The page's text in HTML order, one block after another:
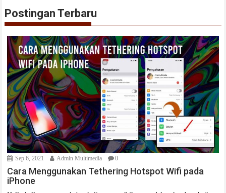
Postingan Terbaru
Sep 6, 2021 Admin Multimedia 0
Cara Menggunakan Tethering Hotspot Wifi pada
iPhone